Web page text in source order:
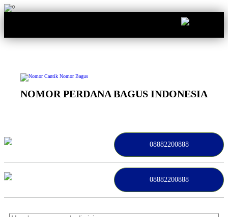
0
NOMOR PERDANA BAGUS INDONESIA
08882200888
08882200888